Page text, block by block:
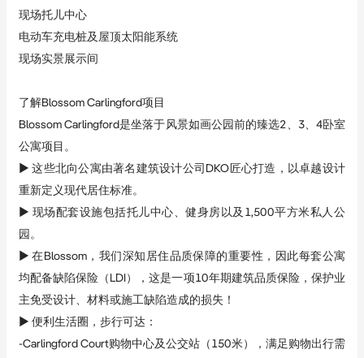
现场托儿中心
电动车充电桩及屋顶太阳能系统
现场实景展示间
了解Blossom Carlingford项目
Blossom Carlingford是坐落于风景如画公园前的臻选2、3、4卧室
公寓项目。
► 这些北向公寓由著名建筑设计公司DKO匠心打造，以卓越设计
重新定义现代居住标准。
► 现场配套设施包括托儿中心、健身房以及1,500平方米私人公
园。
► 在Blossom，我们深知居住品质保障的重要性，因此每套公寓
均配备缺陷保险（LDI），这是一项10年期建筑品质保险，保护业
主免受设计、材料或施工缺陷造成的损失！
► 便利生活圈，步行可达：
-Carlingford Court购物中心及公交站（150米），满足购物出行需